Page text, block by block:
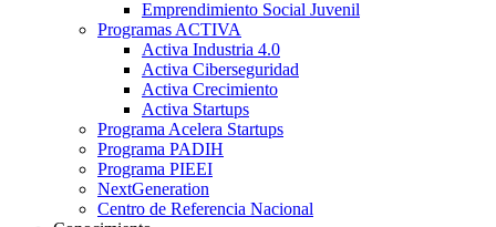
Emprendimiento Social Juvenil
Programas ACTIVA
Activa Industria 4.0
Activa Ciberseguridad
Activa Crecimiento
Activa Startups
Programa Acelera Startups
Programa PADIH
Programa PIEEI
NextGeneration
Centro de Referencia Nacional